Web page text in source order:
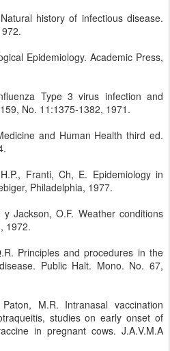
history of infectious disease.
Epidemiology. Academic Press,
Type 3 virus infection and
No. 11:1375-1382, 1971.
and Human Health third ed.
Franti, Ch, E. Epidemiology in
Philadelphia, 1977.
Jackson, O.F. Weather conditions
1972.
Principles and procedures in the
Public Halt. Mono. No. 67,
M.R. Intranasal vaccination
studies on early onset of
in pregnant cows. J.A.V.M.A